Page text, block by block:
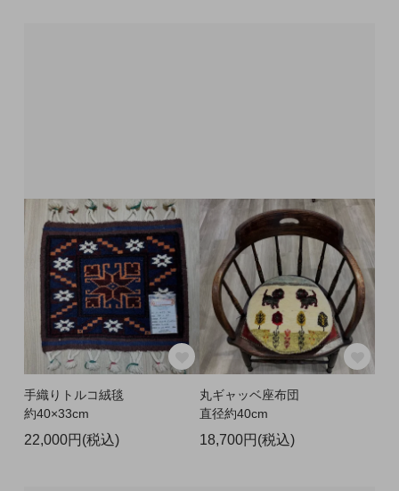
手織りトルコ絨毯
約40×33cm
22,000円(税込)
丸ギャッベ座布団
直径約40cm
18,700円(税込)